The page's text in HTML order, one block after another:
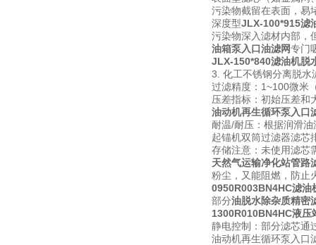
污染物截留在表面，易
深度型JLX-100*915滤
污染物深入滤材内部，
油箱泵入口油滤网专门
JLX-150*840滤油机脱
3. 化工不锈钢分离脱水
过滤精度：1~100微米
压差指标：初始压差和
油动机再生循环泵入口
耐温/耐压：根据润滑
起锚机双筒过滤器滤芯
存储注意：未使用滤芯
天然气运输净化站管路
粉尘，又能阻燃，防止
0950R003BN4HC滤油
部分油脱水除杂质精密
1300R010BN4HC液压
静电控制：部分滤芯通
油动机再生循环泵入口